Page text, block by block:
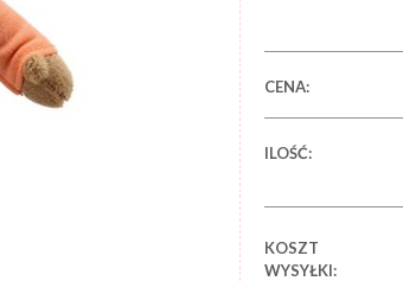
CENA:
ILOŚĆ:
KOSZT
WYSYŁKI: